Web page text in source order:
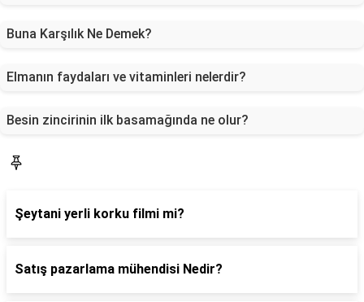
Buna Karşılık Ne Demek?
Elmanın faydaları ve vitaminleri nelerdir?
Besin zincirinin ilk basamağında ne olur?
Şeytani yerli korku filmi mi?
Satış pazarlama mühendisi Nedir?